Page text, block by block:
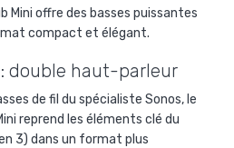
Mini offre des basses puissantes
compact et élégant.
double haut-parleur
de fil du spécialiste Sonos, le
reprend les éléments clé du
3) dans un format plus